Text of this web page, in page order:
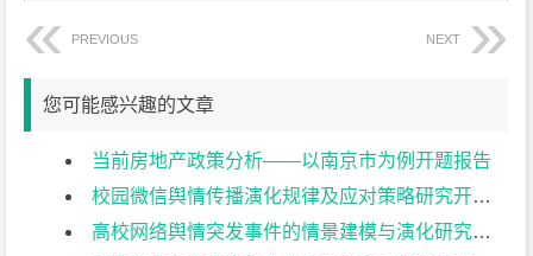
PREVIOUS NEXT
您可能感兴趣的文章
当前房地产政策分析——以南京市为例开题报告
校园微信舆情传播演化规律及应对策略研究开题报告
高校网络舆情突发事件的情景建模与演化研究开题报告